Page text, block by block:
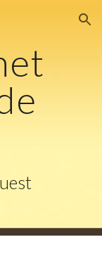
Skip to navigation